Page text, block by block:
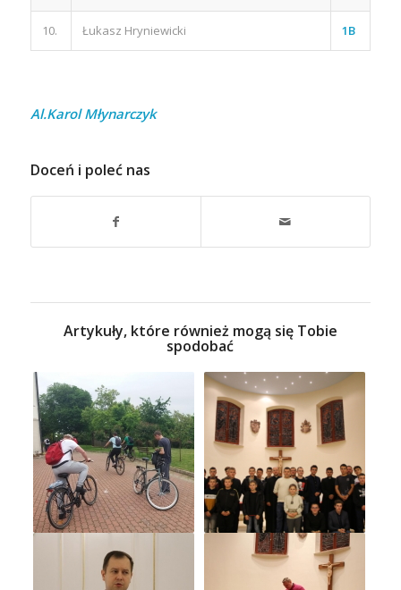
10. Łukasz Hryniewicki 1B
Al.Karol Młynarczyk
Doceń i poleć nas
Artykuły, które również mogą się Tobie
spodobać